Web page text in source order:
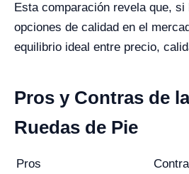
Esta comparación revela que, si
opciones de calidad en el
equilibrio ideal entre precio,
Pros y Contras de
Ruedas de Pie
Pros